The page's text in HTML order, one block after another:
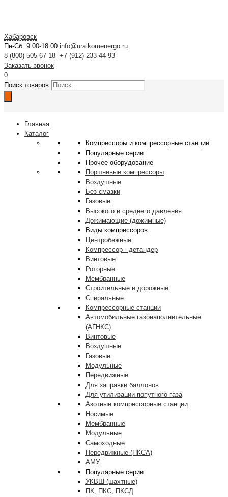
Хабаровск
Пн-Сб: 9:00-18:00 info@uralkomenergo.ru
8 (800) 505-67-18 +7 (912) 233-44-93
Заказать звонок
0
Поиск товаров
Главная
Каталог
Компрессоры и компрессорные станции
Популярные серии
Прочее оборудование
Поршневые компрессоры
Воздушные
Без смазки
Газовые
Высокого и среднего давления
Дожимающие (дожимные)
Виды компрессоров
Центробежные
Компрессор - детандер
Винтовые
Роторные
Мембранные
Строительные и дорожные
Спиральные
Компрессорные станции
Автомобильные газонаполнительные
(АГНКС)
Винтовые
Воздушные
Газовые
Модульные
Передвижные
Для заправки баллонов
Для утилизации попутного газа
Азотные компрессорные станции
Носимые
Мембранные
Модульные
Самоходные
Передвижные (ПКСА)
АМУ
Популярные серии
УКВШ (шахтные)
ПК, ПКС, ПКСД